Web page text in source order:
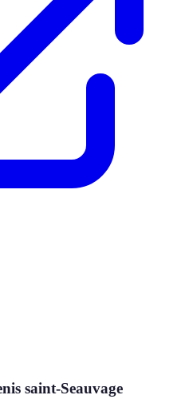
saint-Seauvage